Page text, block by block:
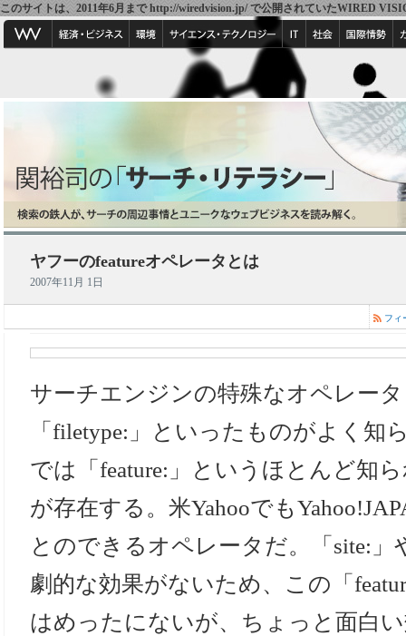
このサイトは、2011年6月まで http://wiredvision.jp/ で公開されていたWIRED
ヤフーのfeatureオペレータとは
2007年11月 1日
フィ
サーチエンジンの特殊なオペレー
「filetype:」といったものがよく知
では「feature:」というほとんど知
が存在する。米Yahooでも
とのできるオペレータだ。「site:」
劇的な効果がないため、この「
はめったにないが、ちょっと面白